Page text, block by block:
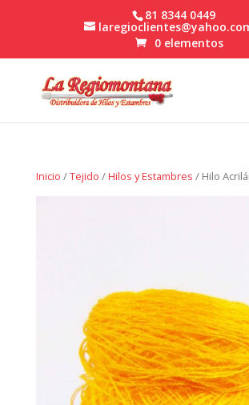
81 8344 0449
0 elementos
Inicio /Tejido /Hilos y Estambres / Hilo